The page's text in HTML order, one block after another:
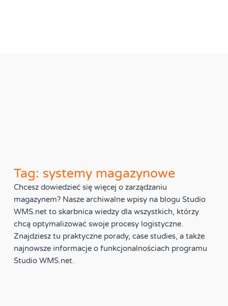
Tag: systemy magazynowe
Chcesz dowiedzieć się więcej o zarządzaniu
magazynem? Nasze archiwalne wpisy na blogu Studio
WMS.net to skarbnica wiedzy dla wszystkich, którzy
chcą optymalizować swoje procesy logistyczne.
Znajdziesz tu praktyczne porady, case studies, a także
najnowsze informacje o funkcjonalnościach programu
Studio WMS.net.